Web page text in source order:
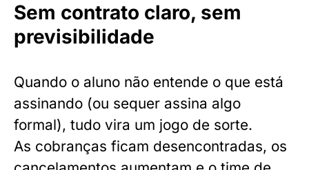
Sem contrato claro, sem
previsibilidade
Quando o aluno não entende o que está
assinando (ou sequer assina algo
formal), tudo vira um jogo de sorte.
As cobranças ficam desencontradas, os